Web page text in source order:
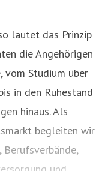
lautet das Prinzip
die Angehörigen
vom Studium über
in den Ruhestand
hinaus. Als
begleiten wir